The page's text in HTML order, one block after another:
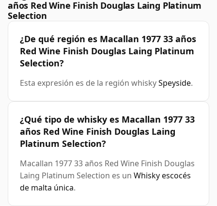
años Red Wine Finish Douglas Laing Platinum
Selection
¿De qué región es Macallan 1977 33 años
Red Wine Finish Douglas Laing Platinum
Selection?
Esta expresión es de la región whiskySpeyside.
¿Qué tipo de whisky es Macallan 1977 33
años Red Wine Finish Douglas Laing
Platinum Selection?
Macallan 1977 33 años Red Wine Finish Douglas
Laing Platinum Selection es un Whisky escocés
de malta única.